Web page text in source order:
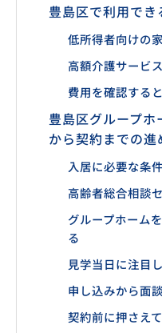
豊島区で利用で
低所得者向けの
高額介護サービ
費用を確認する
豊島区グループ
から契約までの進
入居に必要な条
高齢者総合相談
グループホーム
る
見学当日に注目
申し込みから面
契約前に押さえ